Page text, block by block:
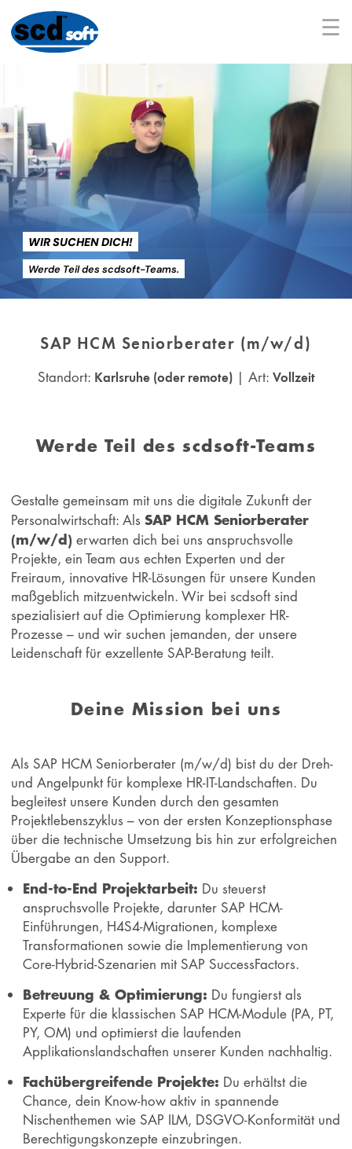
☰
WIR SUCHEN DICH!
Werde Teil des scdsoft-Teams.
SAP HCM Seniorberater (m/w/d)
Standort: Karlsruhe (oder remote)| Art: Vollzeit
Werde Teil des scdsoft-Teams
Gestalte gemeinsam mit uns die digitale Zukunft der
Personalwirtschaft: AlsSAP HCM Seniorberater
(m/w/d) erwarten dich bei uns anspruchsvolle
Projekte, ein Team aus echten Experten und der
Freiraum, innovative HR-Lösungen für unsere Kunden
maßgeblich mitzuentwickeln. Wir bei scdsoft sind
spezialisiert auf die Optimierung komplexer HR-
Prozesse – und wir suchen jemanden, der unsere
Leidenschaft für exzellente SAP-Beratung teilt.
Deine Mission bei uns
Als SAP HCM Seniorberater (m/w/d) bist du der Dreh-
und Angelpunkt für komplexe HR-IT-Landschaften. Du
begleitest unsere Kunden durch den gesamten
Projektlebenszyklus – von der ersten Konzeptionsphase
über die technische Umsetzung bis hin zur erfolgreichen
Übergabe an den Support.
End-to-End Projektarbeit: Du steuerst
anspruchsvolle Projekte, darunter SAP HCM-
Einführungen, H4S4-Migrationen, komplexe
Transformationen sowie die Implementierung von
Core-Hybrid-Szenarien mit SAP SuccessFactors.
Betreuung & Optimierung: Du fungierst als
Experte für die klassischen SAP HCM-Module (PA, PT,
PY, OM) und optimierst die laufenden
Applikationslandschaften unserer Kunden nachhaltig.
Fachübergreifende Projekte: Du erhältst die
Chance, dein Know-how aktiv in spannende
Nischenthemen wie SAP ILM, DSGVO-Konformität und
Berechtigungskonzepte einzubringen.